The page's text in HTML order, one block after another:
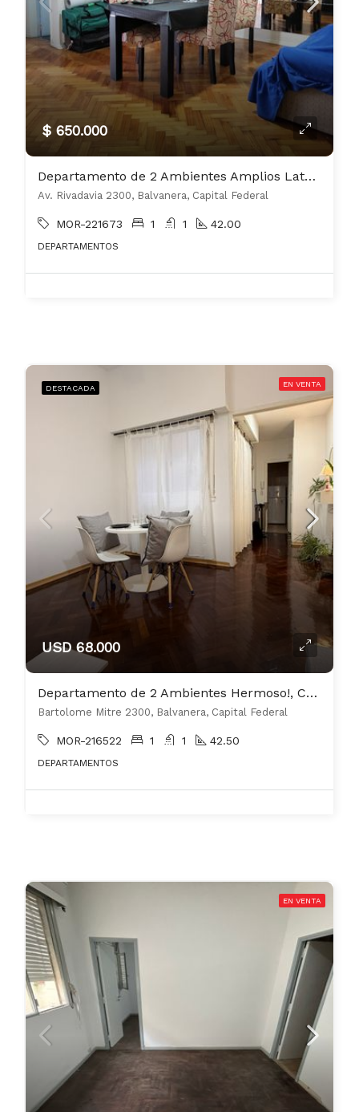
$ 650.000
Departamento de 2 Ambientes Amplios Lateral Luminoso 42 m2 Sobre Av. Rivadavia
Av. Rivadavia 2300, Balvanera, Capital Federal
MOR-221673 1 1 42.00
DEPARTAMENTOS
DESTACADA EN VENTA
USD 68.000
Departamento de 2 Ambientes Hermoso!, Cocina Comedor, Baño Completo Excelente !!
Bartolome Mitre 2300, Balvanera, Capital Federal
MOR-216522 1 1 42.50
DEPARTAMENTOS
EN VENTA